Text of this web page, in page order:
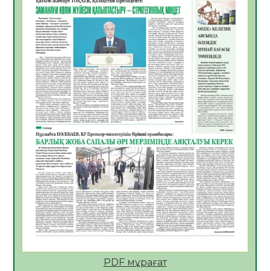
06.08.2026
54
Көкжөтел ауруы туралы
06.08.2026
52
АПВ вакцинасы туралы мәлімет
06.08.2026
51
Open Air: Қызылорда облысы полиция
департаменті 20 мыңнан астам
көрерменнің қауіпсіздігін қамтамасыз етті
06.08.2026
63
ҚЫЗЫЛОРДАДА «САНАЛЫ ҰРПАҚ –
ЖАРҚЫН БОЛАШАҚ» АТТЫ КЕҢЕЙТІЛГЕН
МӘЖІЛІС ӨТТІ
05.08.2026
64
Қазақстан Орталық Азиядағы көшуге ең
PDF мұрағат